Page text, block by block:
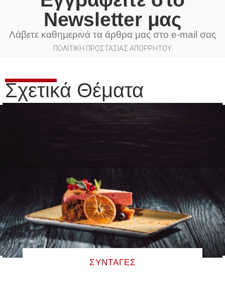
Newsletter μας
Λάβετε καθημερινά τα άρθρα μας στο e-mail σας
ΠΟΛΙΤΙΚΗ ΠΡΟΣΤΑΣΙΑΣ ΑΠΟΡΡΗΤΟΥ
Σχετικά Θέματα
ΣΥΝΤΑΓΈΣ